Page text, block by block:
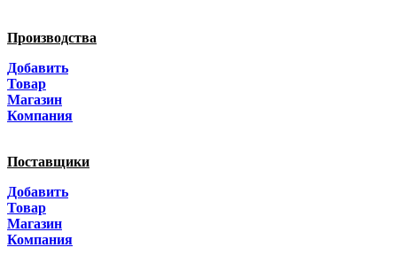
Производства
Добавить
Товар
Магазин
Компания
Поставщики
Добавить
Товар
Магазин
Компания